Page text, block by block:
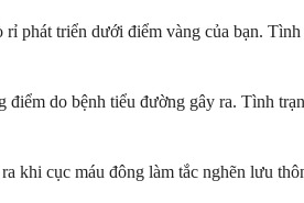
phát triển dưới điểm vàng của bạn.
do bệnh tiểu đường gây ra. Tình
khi cục máu đông làm tắc nghẽn lưu